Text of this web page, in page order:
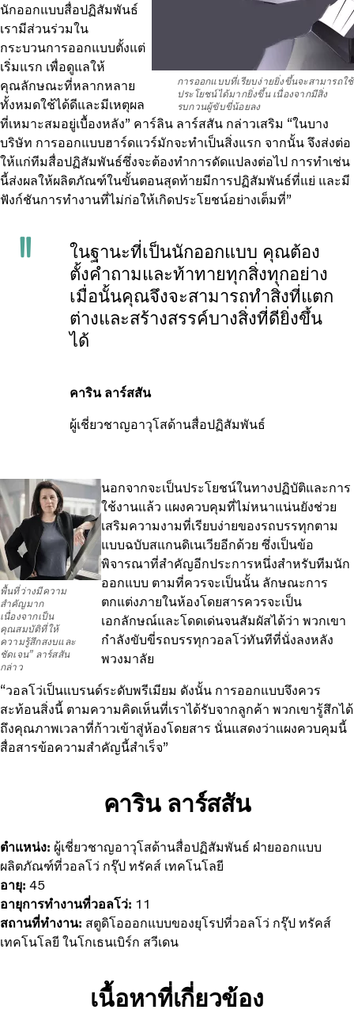
การออกแบบที่เรียบง่ายยิ่งขึ้นจะสามารถใช้
ประโยชน์ได้มากยิ่งขึ้น เนื่องจากมีสิ่ง
รบกวนผู้ขับขี่น้อยลง
นักออกแบบสื่อปฏิสัมพันธ์
เรามีส่วนร่วมใน
กระบวนการออกแบบตั้งแต่
เริ่มแรก เพื่อดูแลให้
คุณลักษณะที่หลากหลาย
ทั้งหมดใช้ได้ดีและมีเหตุผล
ที่เหมาะสมอยู่เบื้องหลัง” คาร์ลิน ลาร์สสัน กล่าวเสริม “ในบาง
บริษัท การออกแบบฮาร์ดแวร์มักจะทำเป็นสิ่งแรก จากนั้น จึงส่งต่อ
ให้แก่ทีมสื่อปฏิสัมพันธ์ซึ่งจะต้องทำการดัดแปลงต่อไป การทำเช่น
นี้ส่งผลให้ผลิตภัณฑ์ในขั้นตอนสุดท้ายมีการปฏิสัมพันธ์ที่แย่ และมี
ฟังก์ชันการทำงานที่ไม่ก่อให้เกิดประโยชน์อย่างเต็มที่”
ในฐานะที่เป็นนักออกแบบ คุณต้อง
ตั้งคำถามและท้าทายทุกสิ่งทุกอย่าง
เมื่อนั้นคุณจึงจะสามารถทำสิ่งที่แตก
ต่างและสร้างสรรค์บางสิ่งที่ดียิ่งขึ้น
ได้
คาริน ลาร์สสัน
ผู้เชี่ยวชาญอาวุโสด้านสื่อปฏิสัมพันธ์
พื้นที่ว่างมีความ
สำคัญมาก
เนื่องจากเป็น
คุณสมบัติที่ให้
ความรู้สึกสงบและ
ชัดเจน” ลาร์สสัน
กล่าว
นอกจากจะเป็นประโยชน์ในทางปฏิบัติและการ
ใช้งานแล้ว แผงควบคุมที่ไม่หนาแน่นยังช่วย
เสริมความงามที่เรียบง่ายของรถบรรทุกตาม
แบบฉบับสแกนดิเนเวียอีกด้วย ซึ่งเป็นข้อ
พิจารณาที่สำคัญอีกประการหนึ่งสำหรับทีมนัก
ออกแบบ ตามที่ควรจะเป็นนั้น ลักษณะการ
ตกแต่งภายในห้องโดยสารควรจะเป็น
เอกลักษณ์และโดดเด่นจนสัมผัสได้ว่า พวกเขา
กำลังขับขี่รถบรรทุกวอลโว่ทันทีที่นั่งลงหลัง
พวงมาลัย
“วอลโว่เป็นแบรนด์ระดับพรีเมียม ดังนั้น การออกแบบจึงควร
สะท้อนสิ่งนี้ ตามความคิดเห็นที่เราได้รับจากลูกค้า พวกเขารู้สึกได้
ถึงคุณภาพเวลาที่ก้าวเข้าสู่ห้องโดยสาร นั่นแสดงว่าแผงควบคุมนี้
สื่อสารข้อความสำคัญนี้สำเร็จ”
คาริน ลาร์สสัน
ตำแหน่ง: ผู้เชี่ยวชาญอาวุโสด้านสื่อปฏิสัมพันธ์ ฝ่ายออกแบบ
ผลิตภัณฑ์ที่วอลโว่ กรุ๊ป ทรัคส์ เทคโนโลยี
อายุ: 45
อายุการทำงานที่วอลโว่: 11
สถานที่ทำงาน: สตูดิโอออกแบบของยุโรปที่วอลโว่ กรุ๊ป ทรัคส์
เทคโนโลยี ในโกเธนเบิร์ก สวีเดน
เนื้อหาที่เกี่ยวข้อง